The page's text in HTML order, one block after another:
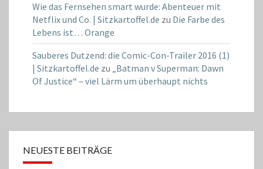
Wie das Fernsehen smart wurde: Abenteuer mit
Netflix und Co. | Sitzkartoffel.de zu Die Farbe des
Lebens ist… Orange
Sauberes Dutzend: die Comic-Con-Trailer 2016 (1)
| Sitzkartoffel.de zu „Batman v Superman: Dawn
Of Justice“ – viel Lärm um überhaupt nichts
NEUESTE BEITRÄGE